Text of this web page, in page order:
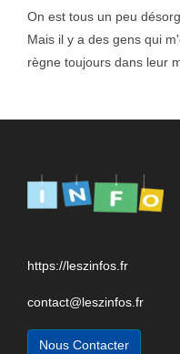
On est tous un peu
Mais il y a des gens qui
règne toujours dans leur
https://leszinfos.fr
contact@leszinfos.fr
Nous Contacter